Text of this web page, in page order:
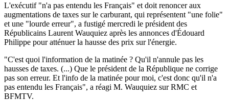
L'exécutif "n'a pas entendu les Français" et doit renoncer aux
augmentations de taxes sur le carburant, qui représentent "une folie"
et une "lourde erreur", a fustigé mercredi le président des
Républicains Laurent Wauquiez après les annonces d'Édouard
Philippe pour atténuer la hausse des prix sur l'énergie.
"C'est quoi l'information de la matinée ? Qu'il n'annule pas les
hausses de taxes. (...) Que le président de la République ne corrige
pas son erreur. Et l'info de la matinée pour moi, c'est donc qu'il n'a
pas entendu les Français", a réagi M. Wauquiez sur RMC et
BFMTV.